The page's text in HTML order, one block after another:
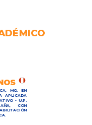
MG. EN
APLICADA
- U.P.
CON